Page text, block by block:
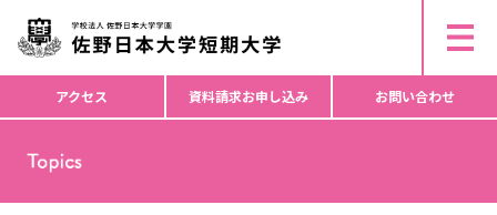
アクセス 資料請求お申し込み お問い合わせ
ド
か
ら
索
▶︎ 個人情報の取り扱いについて
▶︎ コピーライト